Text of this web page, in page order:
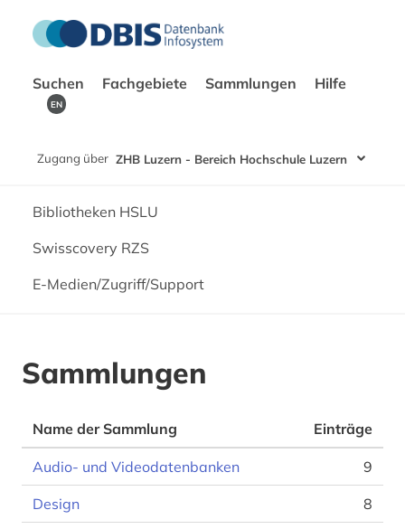
Suchen Fachgebiete Sammlungen Hilfe
EN
Zugang über ZHB Luzern - Bereich Hochschule Luzern
Bibliotheken HSLU
Swisscovery RZS
E-Medien/Zugriff/Support
Sammlungen
Name der Sammlung Einträge
Audio- und Videodatenbanken 9
Design 8